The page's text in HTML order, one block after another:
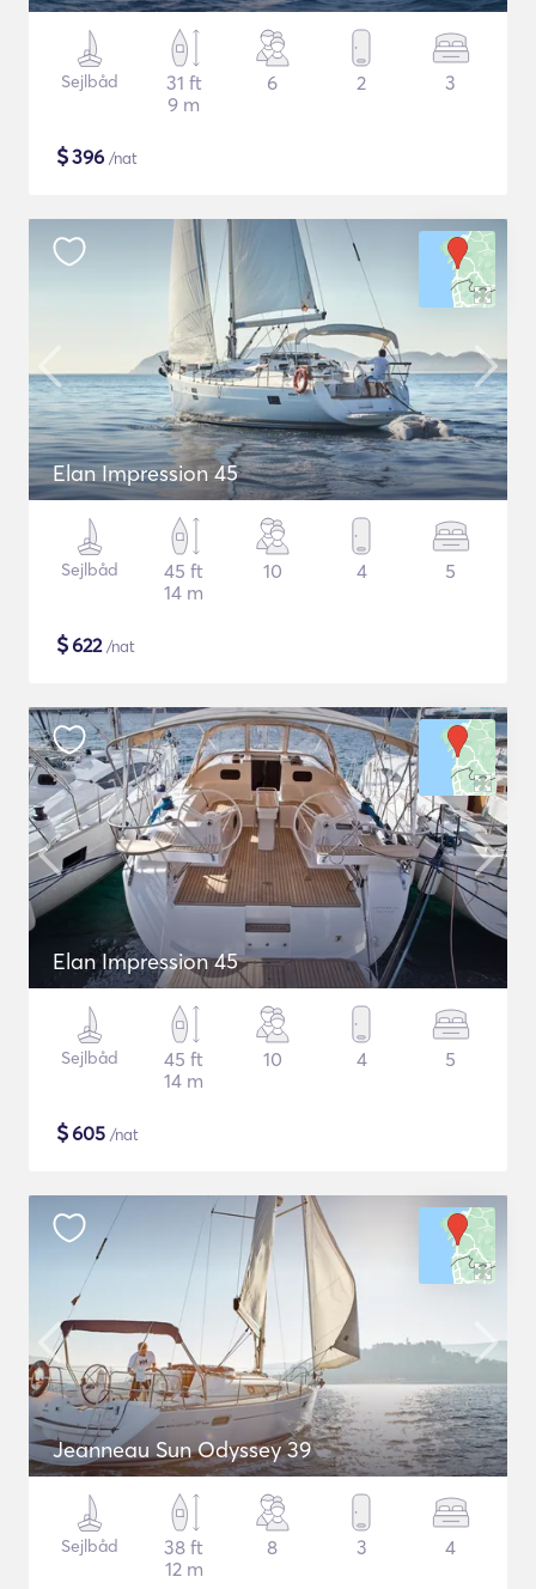
Sejlbåd
31 ft
9 m
6 2 3
$396 /nat
Elan Impression 45
Sejlbåd
45 ft
14 m
10 4 5
$622/nat
Elan Impression 45
Sejlbåd
45 ft
14 m
10 4 5
$605 /nat
Jeanneau Sun Odyssey 39
Sejlbåd
38 ft
12 m
8 3 4